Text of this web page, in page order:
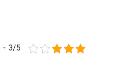
3/5 - (1 امتیاز)